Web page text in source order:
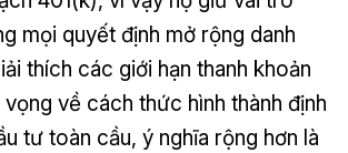
mọi quyết định mở rộng danh
thích các giới hạn thanh khoản
về cách thức hình thành định
tư toàn cầu, ý nghĩa rộng hơn là